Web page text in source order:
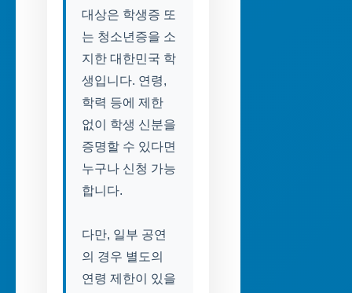
대상은 학생증 또
는 청소년증을 소
지한 대한민국 학
생입니다. 연령,
학력 등에 제한
없이 학생 신분을
증명할 수 있다면
누구나 신청 가능
합니다.
다만, 일부 공연
의 경우 별도의
연령 제한이 있을